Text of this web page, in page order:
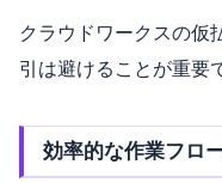
クラウドワークスの仮
引は避けることが重要
効率的な作業フロ